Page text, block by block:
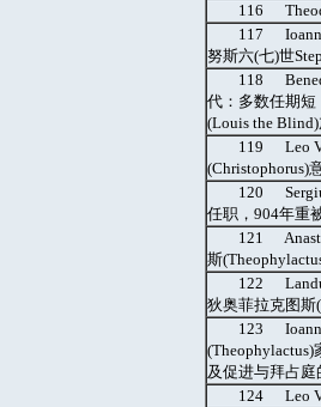
116
117
努斯六(七)世
118
代：多数任期
(Louis the Blind)
119 Leo V
(Christophorus)
120
任职，904年重
121
斯
122
狄奥菲拉克图斯
123
及促进与拜占庭
124 Leo VI